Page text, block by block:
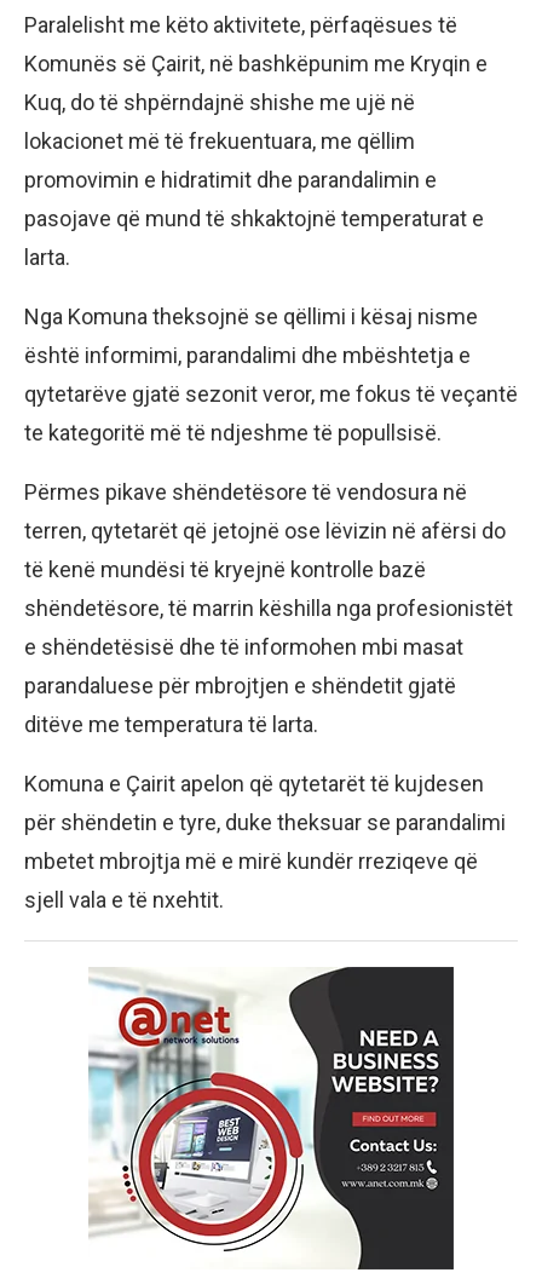
Paralelisht me këto aktivitete, përfaqësues të
Komunës së Çairit, në bashkëpunim me Kryqin e
Kuq, do të shpërndajnë shishe me ujë në
lokacionet më të frekuentuara, me qëllim
promovimin e hidratimit dhe parandalimin e
pasojave që mund të shkaktojnë temperaturat e
larta.
Nga Komuna theksojnë se qëllimi i kësaj nisme
është informimi, parandalimi dhe mbështetja e
qytetarëve gjatë sezonit veror, me fokus të veçantë
te kategoritë më të ndjeshme të popullsisë.
Përmes pikave shëndetësore të vendosura në
terren, qytetarët që jetojnë ose lëvizin në afërsi do
të kenë mundësi të kryejnë kontrolle bazë
shëndetësore, të marrin këshilla nga profesionistët
e shëndetësisë dhe të informohen mbi masat
parandaluese për mbrojtjen e shëndetit gjatë
ditëve me temperatura të larta.
Komuna e Çairit apelon që qytetarët të kujdesen
për shëndetin e tyre, duke theksuar se parandalimi
mbetet mbrojtja më e mirë kundër rreziqeve që
sjell vala e të nxehtit.